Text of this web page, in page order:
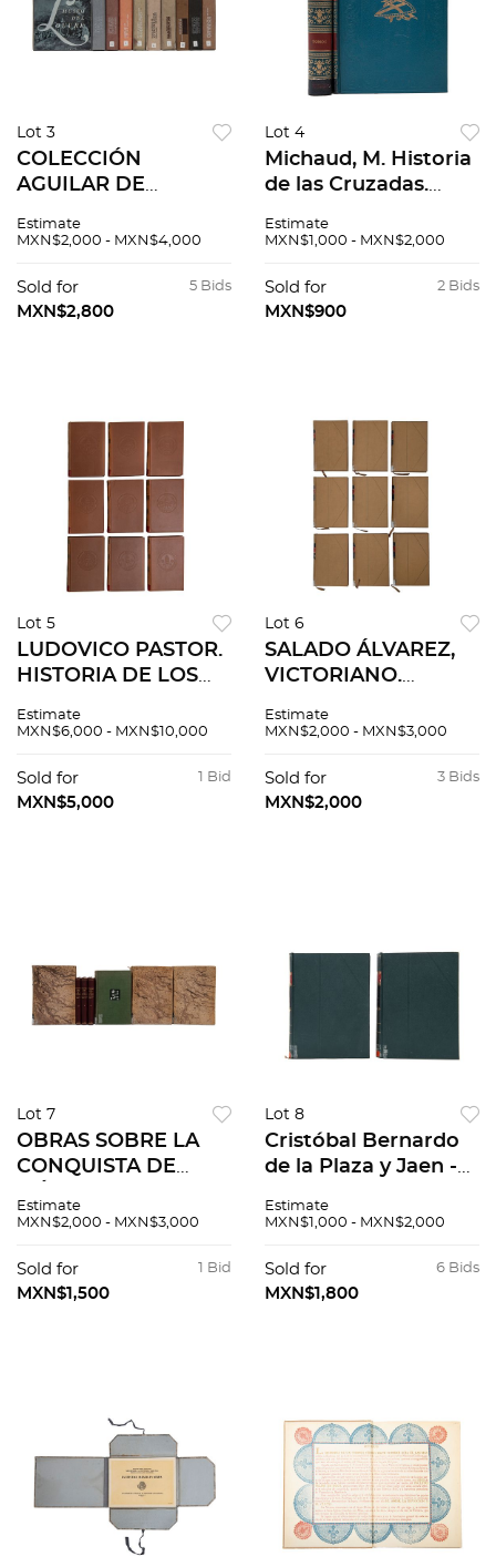
Lot 3
COLECCIÓN
AGUILAR DE
nacional de
Valladolid. .- Museo
arte Moderno París.
Estimate
MXN$2,000 - MXN$4,000
5 Bids
Sold for
MXN$2,800
Lot 4
Michaud, M. Historia
de las Cruzadas.
marquilla. Tomos I -
por Gustavo Doré.
PZS 2
Estimate
MXN$1,000 - MXN$2,000
2 Bids
Sold for
MXN$900
Lot 5
LUDOVICO PASTOR.
HISTORIA DE LOS
AIRES, ARGENTINA /
VARIOS AÑOS.
Tomos I - XXXII,
Estimate
MXN$6,000 - MXN$10,000
1 Bid
Sold for
MXN$5,000
Lot 6
SALADO ÁLVAREZ,
VICTORIANO.
NACIONALES.
REFORMA, LA
INTERVENCIÓN, EL
Estimate
MXN$2,000 - MXN$3,000
3 Bids
Sold for
MXN$2,000
Lot 7
OBRAS SOBRE LA
CONQUISTA DE
DÍAZ DEL CASTILLO
LAS CASAS /
HERNÁN CORTÉS.
Estimate
MXN$2,000 - MXN$3,000
1 Bid
Sold for
MXN$1,500
Lot 8
Cristóbal Bernardo
de la Plaza y Jaen -
Crónica de la Real y
Universidad de
México. Pzs 2
Estimate
MXN$1,000 - MXN$2,000
6 Bids
Sold for
MXN$1,800